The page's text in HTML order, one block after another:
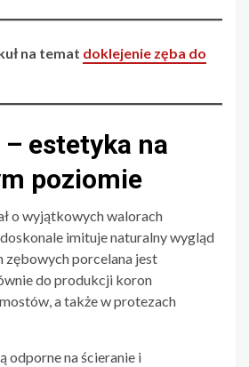
na temat doklejenie zęba do
estetyka na
poziomie
o wyjątkowych walorach
imituje naturalny wygląd
zębowych porcelana jest
do produkcji koron
a także w protezach
odporne na ścieranie i